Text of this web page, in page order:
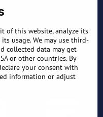
RETURN AND REFUND
POLICY
FINANCE & LETTER
OF CREDIT
of this website, analyze its
usage. We may use third-
collected data may get
or other countries. By
your consent with
information or adjust